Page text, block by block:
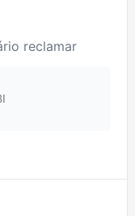
reclamar